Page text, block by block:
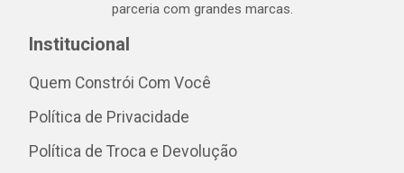
parceria com grandes marcas.
Institucional
Quem Constrói Com Você
Política de Privacidade
Política de Troca e Devolução